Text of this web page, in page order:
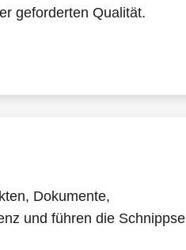
geforderten Qualität.
Dokumente,
und führen die Schnippsel